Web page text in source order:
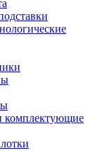
комплектующие